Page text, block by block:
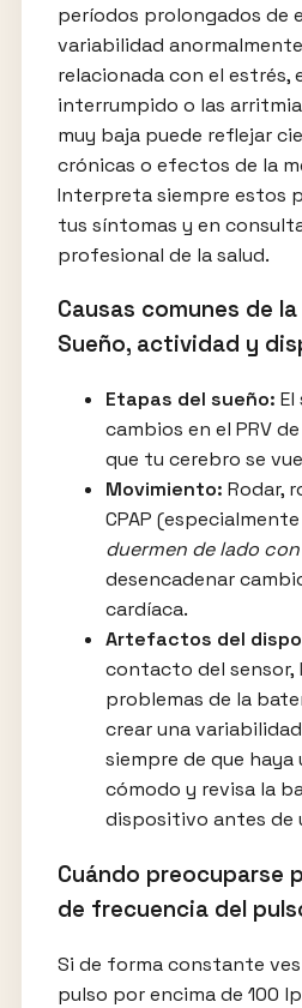
períodos prolongados de
variabilidad
relacionada con el estrés,
interrumpido o las
muy baja puede reflejar
crónicas o efectos de la
Interpreta siempre estos
tus síntomas y en
profesional de la salud.
Causas comunes de
Sueño, actividad y
Etapas del sueño: El
cambios en el PRV
que tu cerebro se
Movimiento: Rodar,
CPAP
duermen de lado con
desencadenar
cardíaca.
Artefactos del
contacto del sensor,
problemas de la
crear una
siempre de que
cómodo y revisa la
dispositivo antes de
Cuándo preocuparse
de frecuencia del
Si de forma constante
pulso por encima de 100